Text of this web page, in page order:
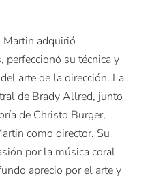
adquirió
su técnica y
arte de la dirección. La
de Brady Allred, junto
de Christo Burger,
como director. Su
por la música coral
aprecio por el arte y